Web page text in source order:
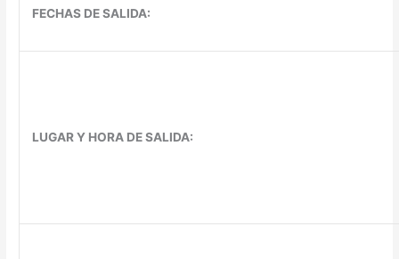
FECHAS DE SALIDA:
LUGAR Y HORA DE SALIDA: